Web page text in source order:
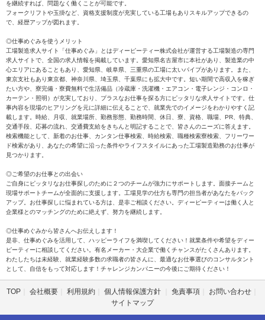
を継続すれば、問題なく働くことが可能です。
フォークリフトや玉掛など、資格支援制度が充実している工場もありスキルアップできるの
で、経歴アップが図れます。
◎仕事めぐみを使うメリット
工場製造求人サイト「仕事めぐみ」とはディーピーティー株式会社が運営する工場製造の専門
求人サイトで、全国の求人情報を掲載しています。愛知県名古屋市に本社があり、製造業の中
心エリアにあることもあり、愛知県、岐阜県、三重県の工場に太いパイプがあります。また、
東京支社もあり東京都、神奈川県、埼玉県、千葉県にも拡大中です。短い期間で高収入を稼ぎ
たい方や、寮完備・寮費無料で生活備品（冷蔵庫・洗濯機・エアコン・電子レンジ・コンロ・
カーテン・照明）が充実しており、プラスなお仕事を探る方にピッタリな求人サイトです。仕
事内容を現場のヒアリングを元に詳細に伝えることで、就業先でのイメージをわかりやすく記
載します。時給、月収、就業場所、勤務形態、勤務時間、休日、寮、資格、職場、PR、特典、
交通手段、応募の流れ、交通費支給をきちんと明記することで、皆さんのニーズに答えます。
検索機能として、新着のお仕事、カンタン仕事検索、時給検索、職種検索寮検索、フリーワー
ド検索があり、あなたの希望に沿った条件やライフスタイルにあった工場製造勤務のお仕事が
見つかります。
◎ご希望のお仕事との出会い
ご自身にピッタリなお仕事探しのために２つのチームが強力にサポートします。面接チームと
現場サポートチームが全面的に支援します。工場見学の仕方も専門の担当者があなたをバック
アップ。お仕事探しに悩まれている方は、是非ご相談ください。ディーピーティーは働く人と
企業様とのマッチングのために絶えず、努力を継続します。
◎仕事めぐみから皆さんへお伝えします！
是非、仕事めぐみを活用して、ハッピーライフを満喫してください！就業条件や希望をディー
ピーティーに相談してください。有名メーカー・大企業で働くチャンスがたくさんあります。
わたしたちは未経験、就業経験多数の求職者の皆さんに、最適なお仕事選びのコンサルタント
として、自信をもって対応します！チャレンジカンパニーの今後にご期待ください！
TOP 会社概要 利用規約 個人情報保護方針 免責事項
お問い合わせ
サイトマップ